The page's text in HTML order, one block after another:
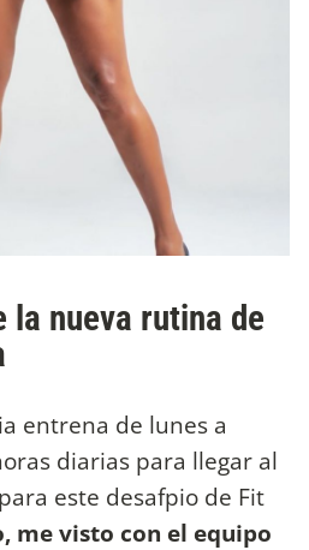
la nueva rutina de
entrena de lunes a
diarias para llegar al
este desafpio de Fit
me visto con el equipo